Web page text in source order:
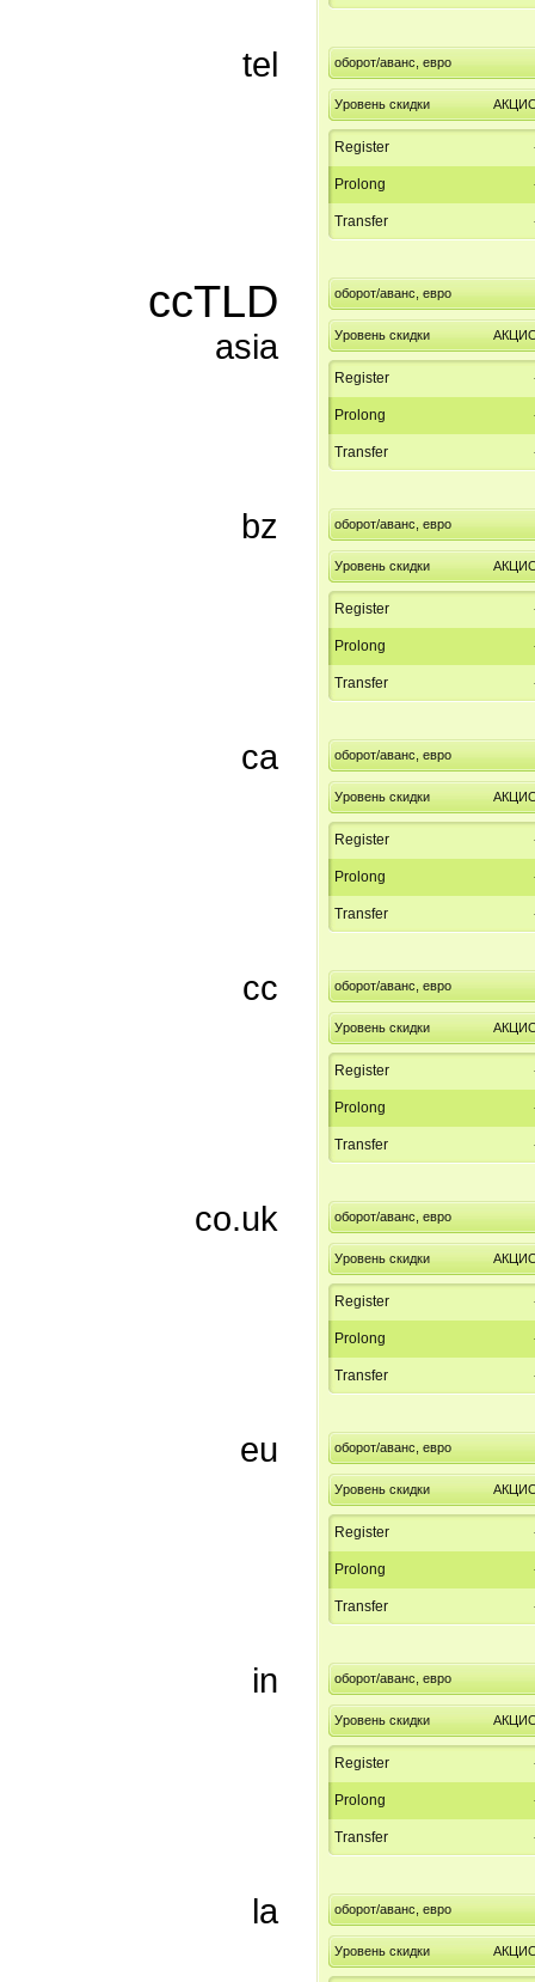
tel оборот/аванс, евро
Уровень скидки
Register
Prolong
Transfer
ccTLD
asia
оборот/аванс, евро
Уровень скидки
Register
Prolong
Transfer
bz оборот/аванс, евро
Уровень скидки
Register
Prolong
Transfer
ca оборот/аванс, евро
Уровень скидки
Register
Prolong
Transfer
cc оборот/аванс, евро
Уровень скидки
Register
Prolong
Transfer
co.uk оборот/аванс, евро
Уровень скидки
Register
Prolong
Transfer
eu оборот/аванс, евро
Уровень скидки
Register
Prolong
Transfer
in оборот/аванс, евро
Уровень скидки
Register
Prolong
Transfer
la оборот/аванс, евро
Уровень скидки